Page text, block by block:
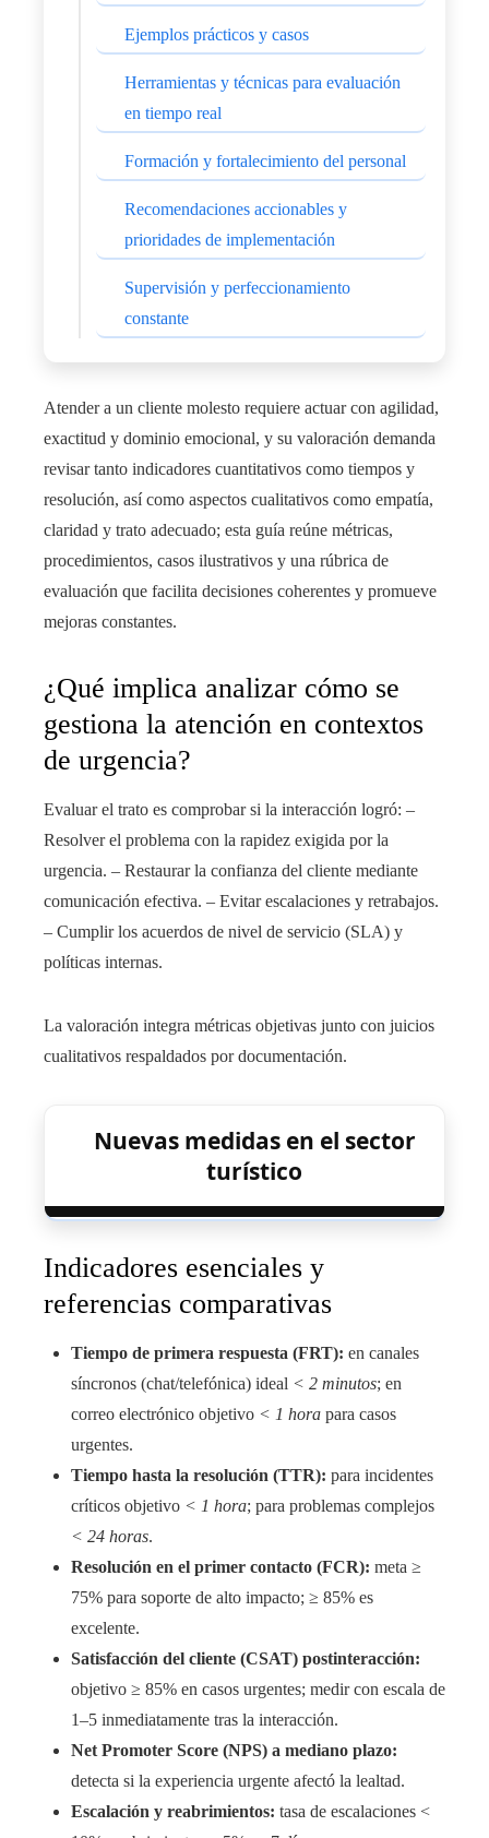
Ejemplos prácticos y casos
Herramientas y técnicas para evaluación
en tiempo real
Formación y fortalecimiento del personal
Recomendaciones accionables y
prioridades de implementación
Supervisión y perfeccionamiento
constante
Atender a un cliente molesto requiere actuar con agilidad,
exactitud y dominio emocional, y su valoración demanda
revisar tanto indicadores cuantitativos como tiempos y
resolución, así como aspectos cualitativos como empatía,
claridad y trato adecuado; esta guía reúne métricas,
procedimientos, casos ilustrativos y una rúbrica de
evaluación que facilita decisiones coherentes y promueve
mejoras constantes.
¿Qué implica analizar cómo se
gestiona la atención en contextos
de urgencia?
Evaluar el trato es comprobar si la interacción logró: –
Resolver el problema con la rapidez exigida por la
urgencia. – Restaurar la confianza del cliente mediante
comunicación efectiva. – Evitar escalaciones y retrabajos.
– Cumplir los acuerdos de nivel de servicio (SLA) y
políticas internas.
La valoración integra métricas objetivas junto con juicios
cualitativos respaldados por documentación.
Nuevas medidas en el sector
turístico
Indicadores esenciales y
referencias comparativas
Tiempo de primera respuesta (FRT): en canales
síncronos (chat/telefónica) ideal < 2 minutos; en
correo electrónico objetivo < 1 hora para casos
urgentes.
Tiempo hasta la resolución (TTR): para incidentes
críticos objetivo < 1 hora; para problemas complejos
< 24 horas.
Resolución en el primer contacto (FCR): meta ≥
75% para soporte de alto impacto; ≥ 85% es
excelente.
Satisfacción del cliente (CSAT) postinteracción:
objetivo ≥ 85% en casos urgentes; medir con escala de
1–5 inmediatamente tras la interacción.
Net Promoter Score (NPS) a mediano plazo:
detecta si la experiencia urgente afectó la lealtad.
Escalación y reabrimientos: tasa de escalaciones <